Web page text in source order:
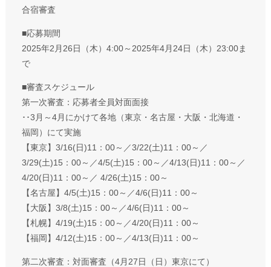
合宿審査
■応募期間
2025年2月26日（木）4:00～2025年4月24日（木）23:00ま
で
■審査スケジュール
第一次審査：応募者全員対面面接
･･3月～4月にかけて各地（東京・名古屋・大阪・北海道・
福岡）にて実施
【東京】3/16(日)11：00～／3/22(土)11：00～／
3/29(土)15：00～／4/5(土)15：00～／4/13(日)11：00～／
4/20(日)11：00～／ 4/26(土)15：00～
【名古屋】4/5(土)15：00～／4/6(日)11：00～
【大阪】3/8(土)15：00～／4/6(日)11：00～
【札幌】4/19(土)15：00～／4/20(日)11：00～
【福岡】4/12(土)15：00～／4/13(日)11：00～
第二次審査：対面審査（4月27日（日）東京にて）